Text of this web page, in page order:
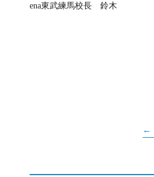
ena東武練馬校長 鈴木